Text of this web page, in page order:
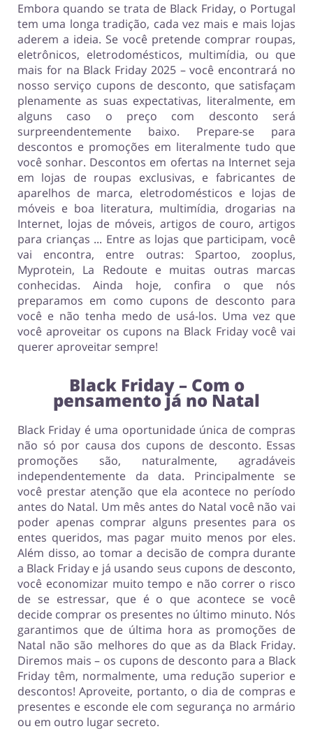
Embora quando se trata de Black Friday, o Portugal
tem uma longa tradição, cada vez mais e mais lojas
aderem a ideia. Se você pretende comprar roupas,
eletrônicos, eletrodomésticos, multimídia, ou que
mais for na Black Friday 2025 – você encontrará no
nosso serviço cupons de desconto, que satisfaçam
plenamente as suas expectativas, literalmente, em
alguns caso o preço com desconto será
surpreendentemente baixo. Prepare-se para
descontos e promoções em literalmente tudo que
você sonhar. Descontos em ofertas na Internet seja
em lojas de roupas exclusivas, e fabricantes de
aparelhos de marca, eletrodomésticos e lojas de
móveis e boa literatura, multimídia, drogarias na
Internet, lojas de móveis, artigos de couro, artigos
para crianças ... Entre as lojas que participam, você
vai encontra, entre outras: Spartoo, zooplus,
Myprotein, La Redoute e muitas outras marcas
conhecidas. Ainda hoje, confira o que nós
preparamos em como cupons de desconto para
você e não tenha medo de usá-los. Uma vez que
você aproveitar os cupons na Black Friday você vai
querer aproveitar sempre!
Black Friday – Com o
pensamento já no Natal
Black Friday é uma oportunidade única de compras
não só por causa dos cupons de desconto. Essas
promoções são, naturalmente, agradáveis
independentemente da data. Principalmente se
você prestar atenção que ela acontece no período
antes do Natal. Um mês antes do Natal você não vai
poder apenas comprar alguns presentes para os
entes queridos, mas pagar muito menos por eles.
Além disso, ao tomar a decisão de compra durante
a Black Friday e já usando seus cupons de desconto,
você economizar muito tempo e não correr o risco
de se estressar, que é o que acontece se você
decide comprar os presentes no último minuto. Nós
garantimos que de última hora as promoções de
Natal não são melhores do que as da Black Friday.
Diremos mais – os cupons de desconto para a Black
Friday têm, normalmente, uma redução superior e
descontos! Aproveite, portanto, o dia de compras e
presentes e esconde ele com segurança no armário
ou em outro lugar secreto.